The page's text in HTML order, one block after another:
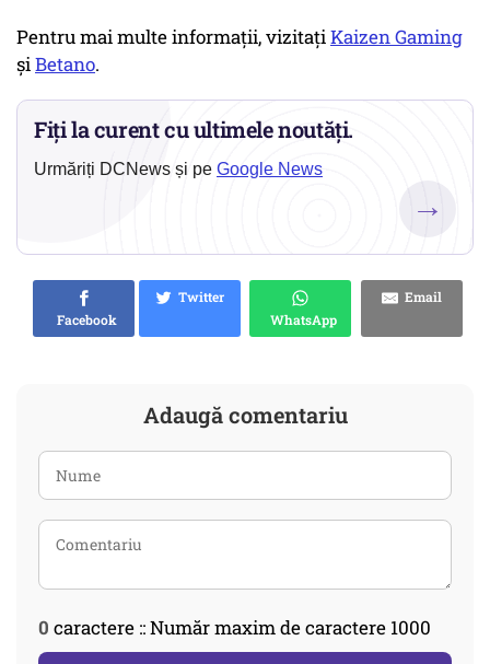
Pentru mai multe informații, vizitațiKaizen Gaming
șiBetano.
Fiți la curent cu ultimele noutăți.
Urmăriți DCNews și pe Google News
→
Facebook
Twitter
WhatsApp
Email
Adaugă comentariu
0 caractere :: Număr maxim de caractere 1000